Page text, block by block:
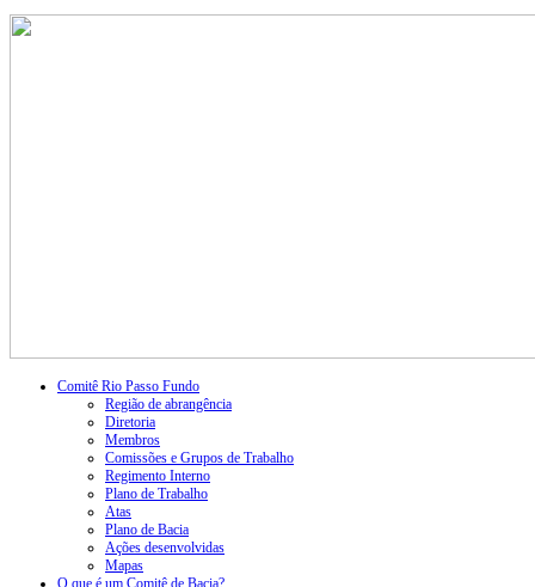
Comitê Rio Passo Fundo
Região de abrangência
Diretoria
Membros
Comissões e Grupos de Trabalho
Regimento Interno
Plano de Trabalho
Atas
Plano de Bacia
Ações desenvolvidas
Mapas
O que é um Comitê de Bacia?